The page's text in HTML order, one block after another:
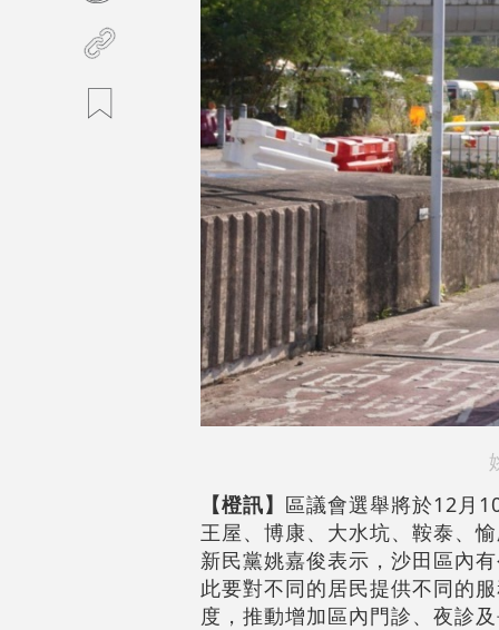
【橙訊】 區議會選舉將於12月
王屋、博康、大水坑、鞍泰、
新民黨姚嘉俊表示，沙田區內
此要對不同的居民提供不同的
度，推動增加區內門診、夜診